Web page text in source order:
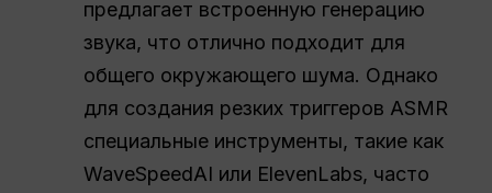
предлагает встроенную генерацию
звука, что отлично подходит для
общего окружающего шума. Однако
для создания резких триггеров ASMR
специальные инструменты, такие как
WaveSpeedAI или ElevenLabs, часто